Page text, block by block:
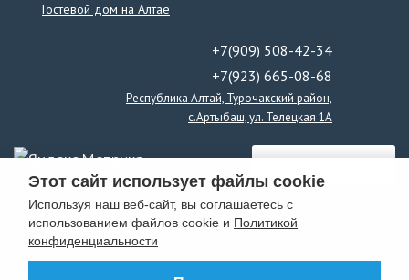
За профессионализм и активную роль в продвижении
индустрии туризма в России
Сертификат Третий
За актуальность и профессионализм представленной
Гостевой дом на Алтае
+7(909) 508-42-34
+7(923) 665-08-68
Республика Алтай, Турочакский район,
с.Артыбаш, ул. Телецкая 1А
Этот сайт использует файлы cookie
Используя наш веб-сайт, вы соглашаетесь с
использованием файлов cookie и Политикой
конфиденциальности